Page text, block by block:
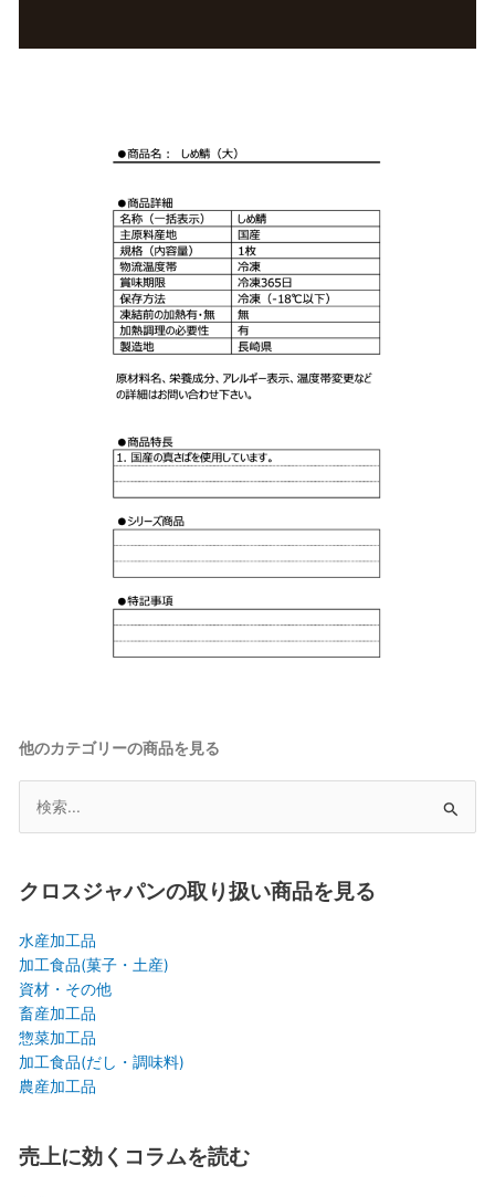
他のカテゴリーの商品を見る
索
象:
クロスジャパンの取り扱い商品を見る
水産加工品
加工食品(菓子・土産)
資材・その他
畜産加工品
惣菜加工品
加工食品(だし・調味料)
農産加工品
売上に効くコラムを読む